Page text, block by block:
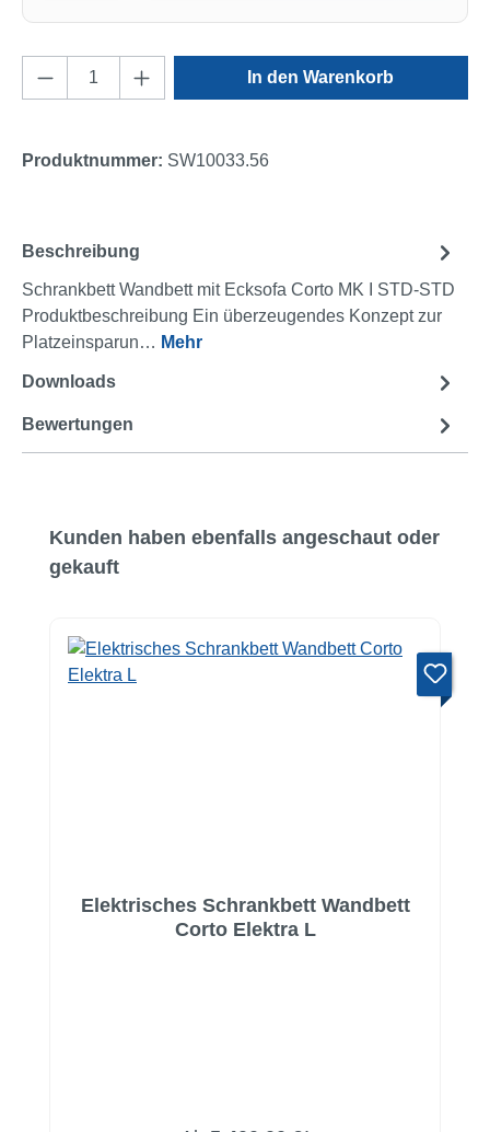
Produkt Anzahl: Gib den gewünschten
In den Warenkorb
Produktnummer: SW10033.56
Beschreibung
Schrankbett Wandbett mit Ecksofa Corto MK I STD-STD
Produktbeschreibung Ein überzeugendes Konzept zur
Platzeinsparun… Mehr
Downloads
Bewertungen
Produktgalerie überspringen
Kunden haben ebenfalls angeschaut oder
gekauft
Elektrisches Schrankbett Wandbett
Corto Elektra L